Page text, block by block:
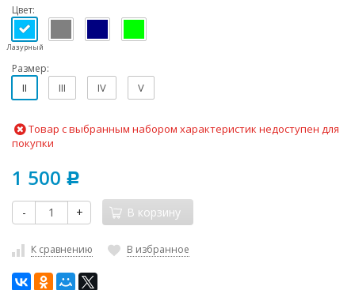
Цвет:
Лазурный
Размер:
II III IV V
Товар с выбранным набором характеристик недоступен для
покупки
1 500 Р
- + В корзину
К сравнению В избранное